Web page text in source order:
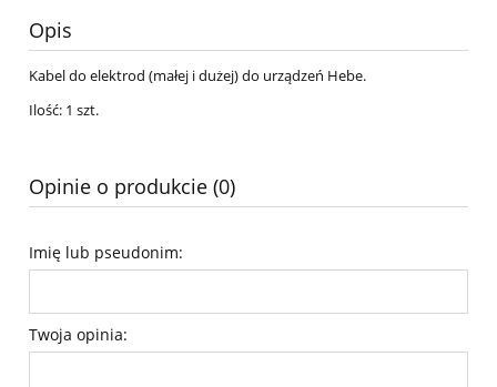
Opis
Kabel do elektrod (małej i dużej) do urządzeń Hebe.
Ilość: 1 szt.
Opinie o produkcie (0)
Imię lub pseudonim:
Twoja opinia: